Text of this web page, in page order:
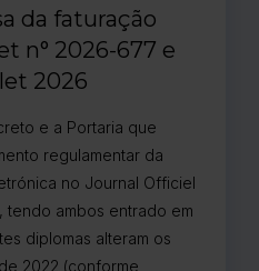
da faturação
n° 2026-677 e
2026
e a Portaria que
regulamentar da
no Journal Officiel
tendo ambos entrado em
diplomas alteram os
2022 (conforme